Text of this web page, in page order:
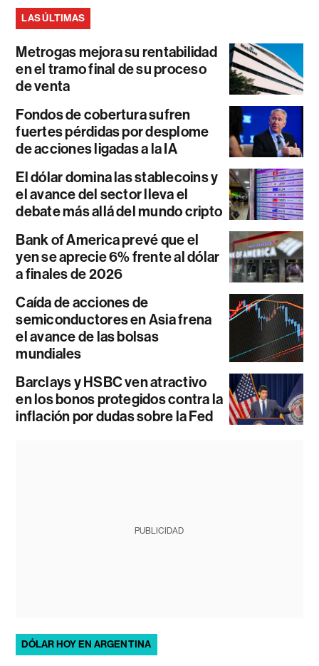
LAS ÚLTIMAS
Metrogas mejora su rentabilidad
en el tramo final de su proceso
de venta
Fondos de cobertura sufren
fuertes pérdidas por desplome
de acciones ligadas a la IA
El dólar domina las stablecoins y
el avance del sector lleva el
debate más allá del mundo cripto
Bank of America prevé que el
yen se aprecie 6% frente al dólar
a finales de 2026
Caída de acciones de
semiconductores en Asia frena
el avance de las bolsas
mundiales
Barclays y HSBC ven atractivo
en los bonos protegidos contra la
inflación por dudas sobre la Fed
PUBLICIDAD
DÓLAR HOY EN ARGENTINA